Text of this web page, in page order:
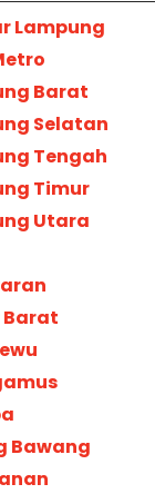
Lampung
Barat
Selatan
Tengah
Timur
Utara
Barat
Bawang